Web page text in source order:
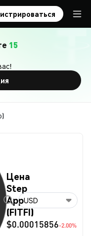
15
Цена
Step
App
(FITFI)
$0.00015856-2.00%
USD